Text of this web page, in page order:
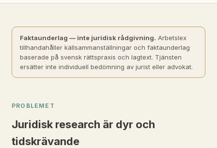
Faktaunderlag — inte juridisk rådgivning. Arbetslex
tillhandahåller källsammanställningar och faktaunderlag
baserade på svensk rättspraxis och lagtext. Tjänsten
ersätter inte individuell bedömning av jurist eller advokat.
PROBLEMET
Juridisk research är dyr och
tidskrävande